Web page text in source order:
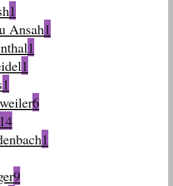
1
Ansah1
1
1
1
6
14
1
9